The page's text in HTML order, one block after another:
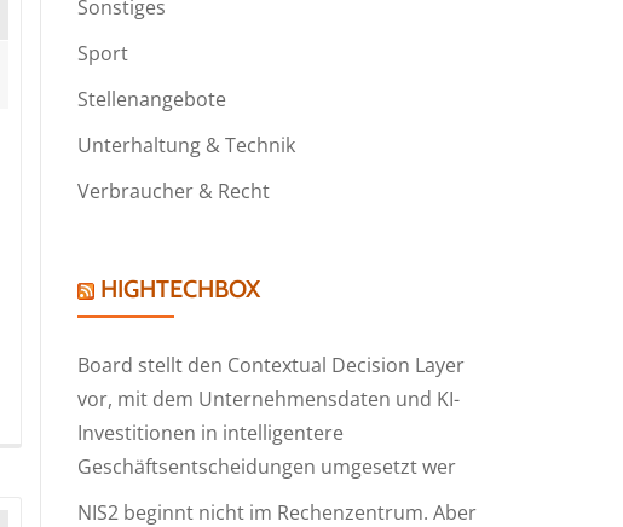
Klimaneutraler
Möbelhersteller:
Sonstiges
Sport
Stellenangebote
Unterhaltung & Technik
Verbraucher & Recht
HIGHTECHBOX
Board stellt den Contextual Decision Layer
vor, mit dem Unternehmensdaten und KI-
Investitionen in intelligentere
Geschäftsentscheidungen umgesetzt wer
NIS2 beginnt nicht im Rechenzentrum. Aber